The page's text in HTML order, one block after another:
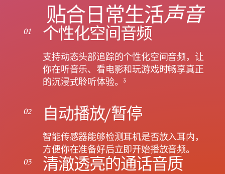
01 个性化空间音频
支持动态头部追踪的个性化空间音频，让
你在听音乐、看电影和玩游戏时畅享真正
的沉浸式聆听体验。3
贴合日​常​生活​声​音
02 自动播放/暂停
智能传感器能够检测耳机是否放入耳内，
方便你在准备好后立即开始播放音频。
03 清澈透亮的通话音质